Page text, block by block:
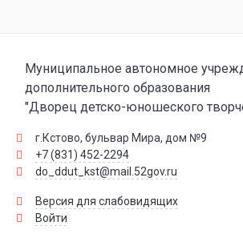
Муниципальное автономное
дополнительного образования
"Дворец детско-юношеского
г.Кстово, бульвар Мира, дом №9
+7 (831) 452-2294
do_ddut_kst@mail.52gov.ru
Версия для слабовидящих
Войти